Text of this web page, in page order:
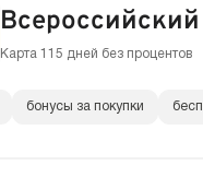
Карта 115 дней без процентов
бонусы за покупки